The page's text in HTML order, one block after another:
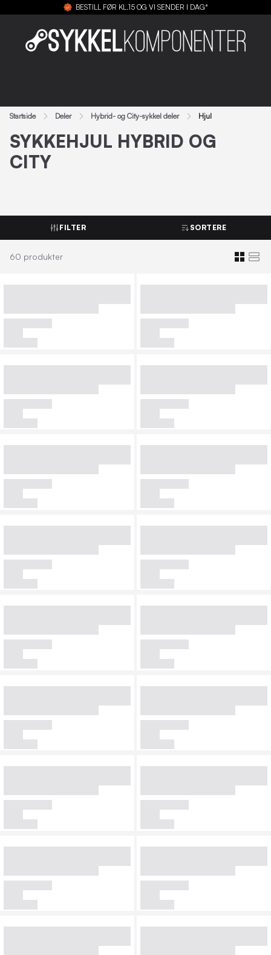
BESTILL FØR KL.15 OG VI SENDER I DAG*
Startside Deler Hybrid- og City-sykkel deler Hjul
SYKKEHJUL HYBRID OG
CITY
FILTER SORTERE
60 produkter